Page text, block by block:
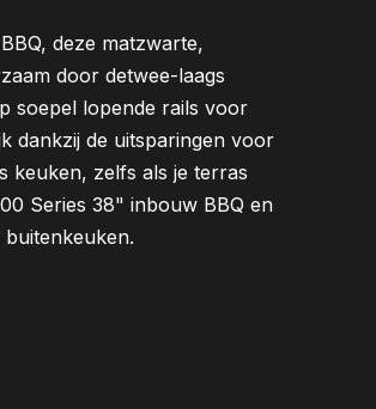
deze matzwarte,
door detwee-laags
soepel lopende rails voor
dankzij de uitsparingen voor
keuken, zelfs als je terras
Series 38" inbouw BBQ en